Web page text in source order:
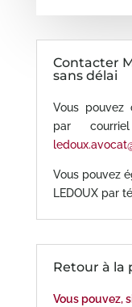
Contacter
sans délai
Vous pouvez
par
Vous pouvez
LEDOUX par
Retour à la
Vous pouvez,